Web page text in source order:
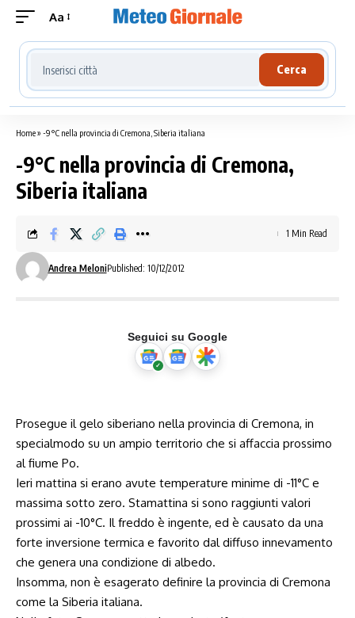
Aa
Cerca località meteo
Cerca
Home» -9°C nella provincia di Cremona, Siberia italiana
-9°C nella provincia di Cremona,
Siberia italiana
Andrea MeloniPublished: 10/12/2012
1 Min Read
Seguici su Google
Prosegue il gelo siberiano nella provincia di Cremona, in
specialmodo su un ampio territorio che si affaccia prossimo
al fiume Po.
Ieri mattina si erano avute temperature minime di -11°C e
massima sotto zero. Stamattina si sono raggiunti valori
prossimi ai -10°C. Il freddo è ingente, ed è causato da una
forte inversione termica e favorito dal diffuso innevamento
che genera una condizione di albedo.
Insomma, non è esagerato definire la provincia di Cremona
come la Siberia italiana.